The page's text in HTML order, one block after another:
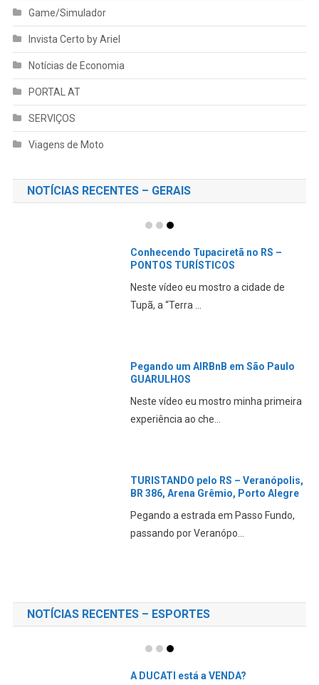
Game/Simulador
Invista Certo by Ariel
Notícias de Economia
PORTAL AT
SERVIÇOS
Viagens de Moto
NOTÍCIAS RECENTES – GERAIS
Conhecendo Tupaciretã no RS –
PONTOS TURÍSTICOS
Neste vídeo eu mostro a cidade de
Tupã, a “Terra ...
Pegando um AIRBnB em São Paulo
GUARULHOS
Neste vídeo eu mostro minha primeira
experiência ao che...
TURISTANDO pelo RS – Veranópolis,
BR 386, Arena Grêmio, Porto Alegre
Pegando a estrada em Passo Fundo,
passando por Veranópo...
NOTÍCIAS RECENTES – ESPORTES
A DUCATI está a VENDA?